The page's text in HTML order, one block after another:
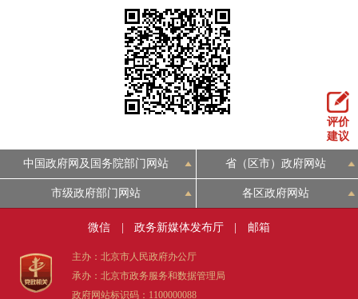
评价
建议
中国政府网及国务院部门网站 省（区市）政府网站
市级政府部门网站 各区政府网站
微信 | 政务新媒体发布厅 | 邮箱
主办：北京市人民政府办公厅
承办：北京市政务服务和数据管理局
政府网站标识码：1100000088